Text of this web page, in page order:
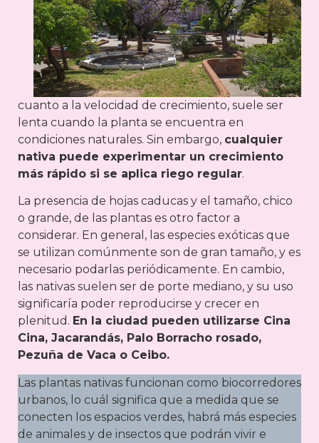
cuanto a la velocidad de crecimiento, suele ser
lenta cuando la planta se encuentra en
condiciones naturales. Sin embargo, cualquier
nativa puede experimentar un crecimiento
más rápido si se aplica riego regular.
La presencia de hojas caducas y el tamaño, chico
o grande, de las plantas es otro factor a
considerar. En general, las especies exóticas que
se utilizan comúnmente son de gran tamaño, y es
necesario podarlas periódicamente. En cambio,
las nativas suelen ser de porte mediano, y su uso
significaría poder reproducirse y crecer en
plenitud. En la ciudad pueden utilizarse Cina
Cina, Jacarandás, Palo Borracho rosado,
Pezuña de Vaca o Ceibo.
Las plantas nativas funcionan como biocorredores
urbanos, lo cuál significa que a medida que se
conecten los espacios verdes, habrá más especies
de animales y de insectos que podrán vivir e